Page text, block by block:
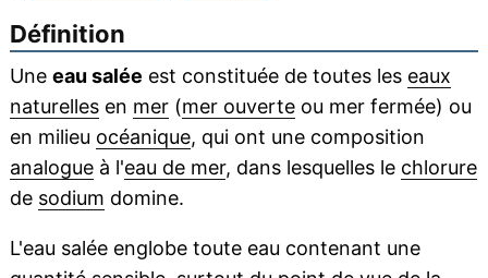
Définition
Une eau salée est constituée de toutes les eaux
naturellesen mer(mer ouverteou mer fermée) ou
en milieu océanique, qui ont une composition
analogueà l'eau de mer, dans lesquelles le chlorure
de sodium domine.
L'eau salée englobe toute eau contenant une